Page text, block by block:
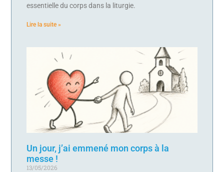
essentielle du corps dans la liturgie.
Lire la suite »
Un jour, j’ai emmené mon corps à la
messe !
13/05/2026